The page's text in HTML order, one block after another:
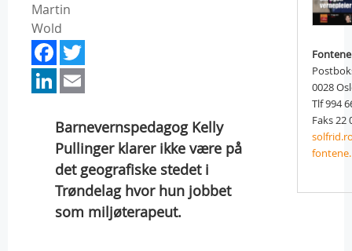
Martin
Wold
Facebook
LinkedIn
Barnevernspedagog Kelly
Pullinger klarer ikke være på
det geografiske stedet i
Trøndelag hvor hun jobbet
som miljøterapeut.
Fontene
0028
Tlf 994
Faks 22